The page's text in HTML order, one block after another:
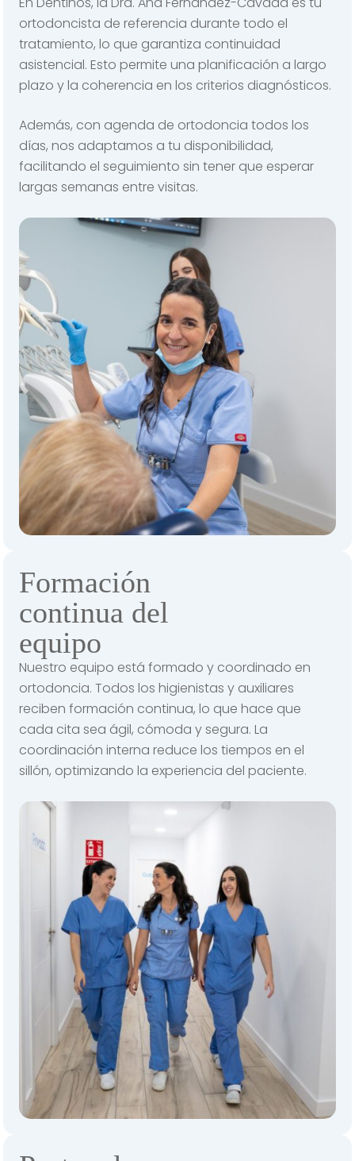
ortodoncista de referencia durante todo el
tratamiento, lo que garantiza continuidad
asistencial. Esto permite una planificación a largo
plazo y la coherencia en los criterios diagnósticos.
Además, con agenda de ortodoncia todos los
días, nos adaptamos a tu disponibilidad,
facilitando el seguimiento sin tener que esperar
largas semanas entre visitas.
Formación
continua del
equipo
Nuestro equipo está formado y coordinado en
ortodoncia. Todos los higienistas y auxiliares
reciben formación continua, lo que hace que
cada cita sea ágil, cómoda y segura. La
coordinación interna reduce los tiempos en el
sillón, optimizando la experiencia del paciente.